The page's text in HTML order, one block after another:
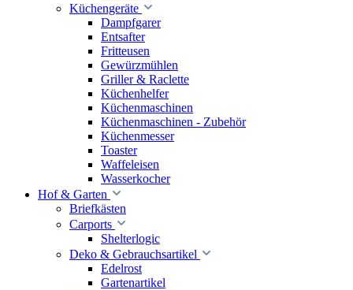
Küchengeräte
Dampfgarer
Entsafter
Fritteusen
Gewürzmühlen
Griller & Raclette
Küchenhelfer
Küchenmaschinen
Küchenmaschinen - Zubehör
Küchenmesser
Toaster
Waffeleisen
Wasserkocher
Hof & Garten
Briefkästen
Carports
Shelterlogic
Deko & Gebrauchsartikel
Edelrost
Gartenartikel